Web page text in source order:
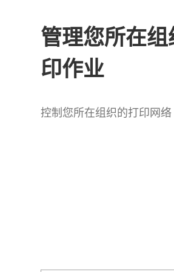
管理您所在
印作业
控制您所在组织的打印网络